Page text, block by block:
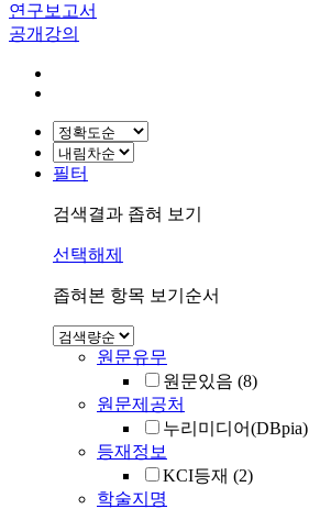
연구보고서
공개강의
필터
검색결과 좁혀 보기
선택해제
좁혀본 항목 보기순서
원문유무
원문있음 (8)
원문제공처
누리미디어(DBpia)
등재정보
KCI등재 (2)
학술지명